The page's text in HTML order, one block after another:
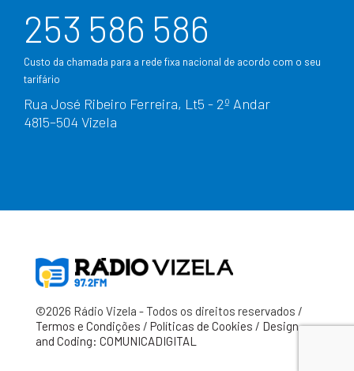
253 586 586
Custo da chamada para a rede fixa nacional de acordo com o seu
tarifário
Rua José Ribeiro Ferreira, Lt5 - 2º Andar
4815–504 Vizela
©2026 Rádio Vizela - Todos os direitos reservados /
Termos e Condições / Políticas de Cookies / Design
and Coding: COMUNICADIGITAL